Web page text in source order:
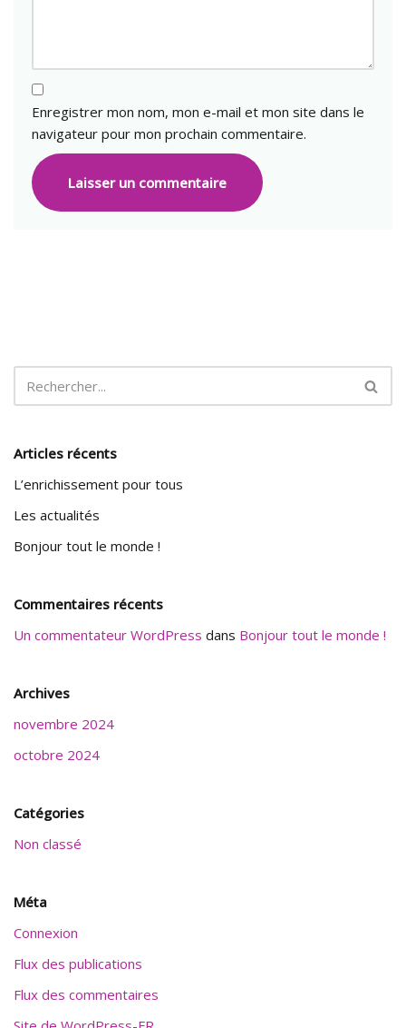
Enregistrer mon nom, mon e-mail et mon site dans le
navigateur pour mon prochain commentaire.
Articles récents
L’enrichissement pour tous
Les actualités
Bonjour tout le monde !
Commentaires récents
Un commentateur WordPress dans Bonjour tout le monde !
Archives
novembre 2024
octobre 2024
Catégories
Non classé
Méta
Connexion
Flux des publications
Flux des commentaires